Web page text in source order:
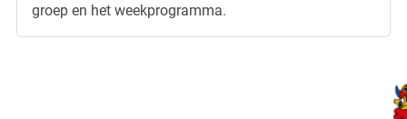
groep en het weekprogramma.